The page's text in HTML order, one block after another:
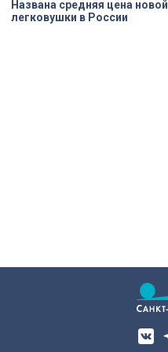
Названа средняя цена новой
легковушки в России